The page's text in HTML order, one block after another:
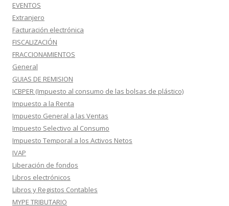
EVENTOS
Extranjero
Facturación electrónica
FISCALIZACIÓN
FRACCIONAMIENTOS
General
GUIAS DE REMISION
ICBPER (Impuesto al consumo de las bolsas de plástico)
Impuesto a la Renta
Impuesto General a las Ventas
Impuesto Selectivo al Consumo
Impuesto Temporal a los Activos Netos
IVAP
Liberación de fondos
Libros electrónicos
Libros y Registos Contables
MYPE TRIBUTARIO